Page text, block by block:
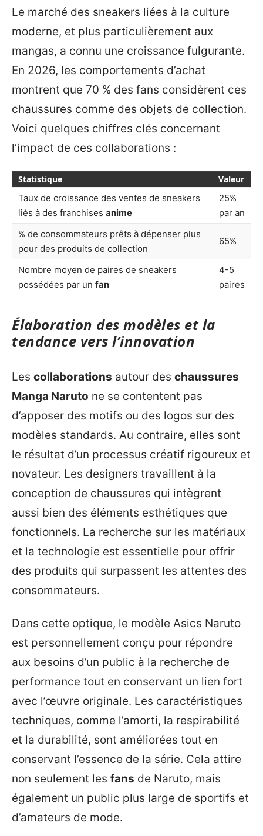
Le marché des sneakers liées à la culture
moderne, et plus particulièrement aux
mangas, a connu une croissance fulgurante.
En 2026, les comportements d’achat
montrent que 70 % des fans considèrent ces
chaussures comme des objets de collection.
Voici quelques chiffres clés concernant
l’impact de ces collaborations :
Statistique
Valeur
Taux de croissance des ventes de sneakers
liés à des franchises anime
25%
par an
% de consommateurs prêts à dépenser plus
pour des produits de collection
65%
Nombre moyen de paires de sneakers
possédées par un fan
4-5
paires
Élaboration des modèles et la
tendance vers l’innovation
Les collaborations autour des chaussures
Manga Naruto ne se contentent pas
d’apposer des motifs ou des logos sur des
modèles standards. Au contraire, elles sont
le résultat d’un processus créatif rigoureux et
novateur. Les designers travaillent à la
conception de chaussures qui intègrent
aussi bien des éléments esthétiques que
fonctionnels. La recherche sur les matériaux
et la technologie est essentielle pour offrir
des produits qui surpassent les attentes des
consommateurs.
Dans cette optique, le modèle Asics Naruto
est personnellement conçu pour répondre
aux besoins d’un public à la recherche de
performance tout en conservant un lien fort
avec l’œuvre originale. Les caractéristiques
techniques, comme l’amorti, la respirabilité
et la durabilité, sont améliorées tout en
conservant l’essence de la série. Cela attire
non seulement les fans de Naruto, mais
également un public plus large de sportifs et
d’amateurs de mode.